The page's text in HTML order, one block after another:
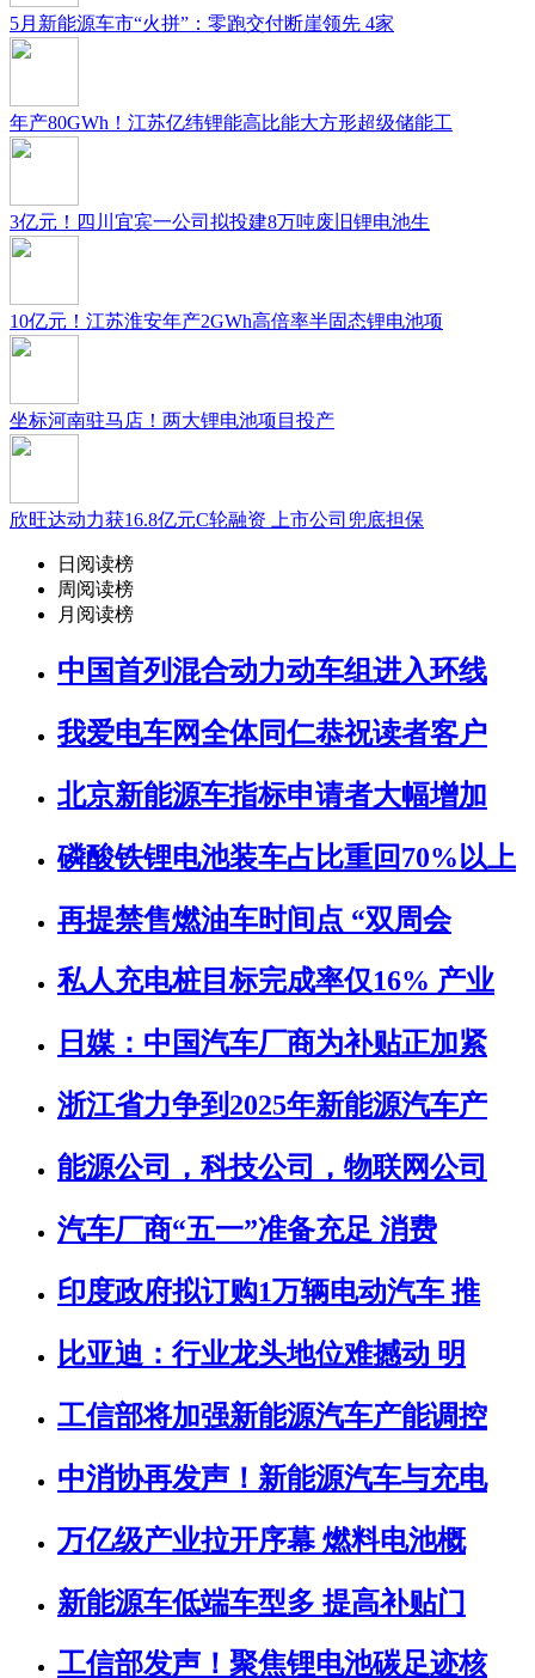
5月新能源车市“火拼”：零跑交付断崖领先 4家
年产80GWh！江苏亿纬锂能高比能大方形超级储能工
3亿元！四川宜宾一公司拟投建8万吨废旧锂电池生
10亿元！江苏淮安年产2GWh高倍率半固态锂电池项
坐标河南驻马店！两大锂电池项目投产
欣旺达动力获16.8亿元C轮融资 上市公司兜底担保
日阅读榜
周阅读榜
月阅读榜
中国首列混合动力动车组进入环线
我爱电车网全体同仁恭祝读者客户
北京新能源车指标申请者大幅增加
磷酸铁锂电池装车占比重回70%以上
再提禁售燃油车时间点 “双周会
私人充电桩目标完成率仅16% 产业
日媒：中国汽车厂商为补贴正加紧
浙江省力争到2025年新能源汽车产
能源公司，科技公司，物联网公司
汽车厂商“五一”准备充足 消费
印度政府拟订购1万辆电动汽车 推
比亚迪：行业龙头地位难撼动 明
工信部将加强新能源汽车产能调控
中消协再发声！新能源汽车与充电
万亿级产业拉开序幕 燃料电池概
新能源车低端车型多 提高补贴门
工信部发声！聚焦锂电池碳足迹核